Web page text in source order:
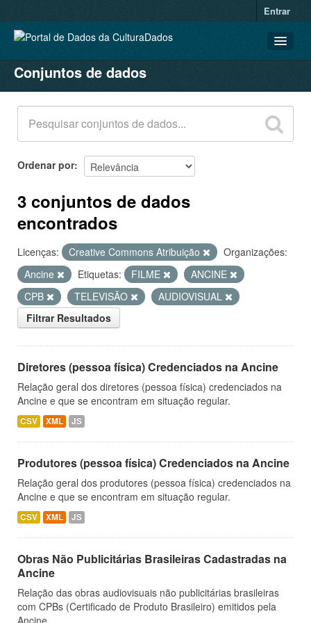
Entrar
CONJUNTOS DE DADOS
ORGANIZAÇÕES
GRUPOS
SOBRE
Conjuntos de dados
Ordenar por
3 conjuntos de dados
encontrados
Licenças: Creative Commons Atribuição
Organizações:
Ancine
Etiquetas: FILME
ANCINE
CPB
TELEVISÃO
AUDIOVISUAL
Filtrar Resultados
Diretores (pessoa física) Credenciados na Ancine
Relação geral dos diretores (pessoa física) credenciados na
Ancine e que se encontram em situação regular.
CSV XML JS
Produtores (pessoa física) Credenciados na Ancine
Relação geral dos produtores (pessoa física) credenciados na
Ancine e que se encontram em situação regular.
CSV XML JS
Obras Não Publicitárias Brasileiras Cadastradas na
Ancine
Relação das obras audiovisuais não publicitárias brasileiras
com CPBs (Certificado de Produto Brasileiro) emitidos pela
Ancine.